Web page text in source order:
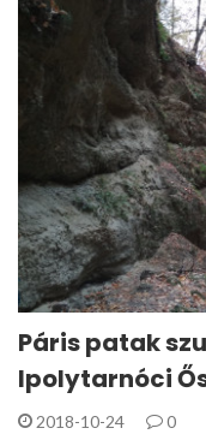
Páris patak
Ipolytarnóci
2018-10-24 0